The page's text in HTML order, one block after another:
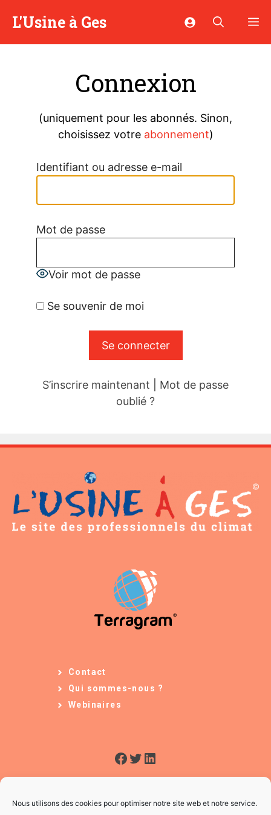
Nous utilisons des cookies pour optimiser notre site web et notre service.
L'Usine à Ges
Connexion
(uniquement pour les abonnés. Sinon,
choisissez votre abonnement)
Identifiant ou adresse e-mail
Mot de passe
Voir mot de passe
Se souvenir de moi
S’inscrire maintenant
Mot de passe
oublié ?
Contact
Qui sommes-nous ?
Webinaires
Facebook
Twitter
LinkedIn